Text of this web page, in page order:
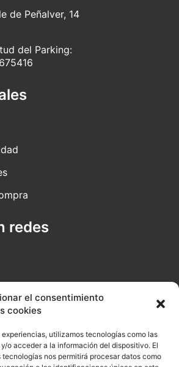
el consentimiento
cookies
utilizamos tecnologías como las
o acceder a la información del dispositivo. El
nos permitirá procesar datos como
de Peñalver, 14
del Parking:
redes